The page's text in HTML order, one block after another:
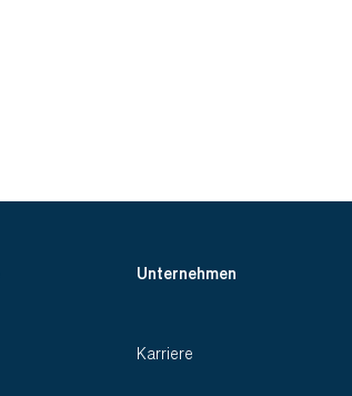
Unternehmen
Karriere